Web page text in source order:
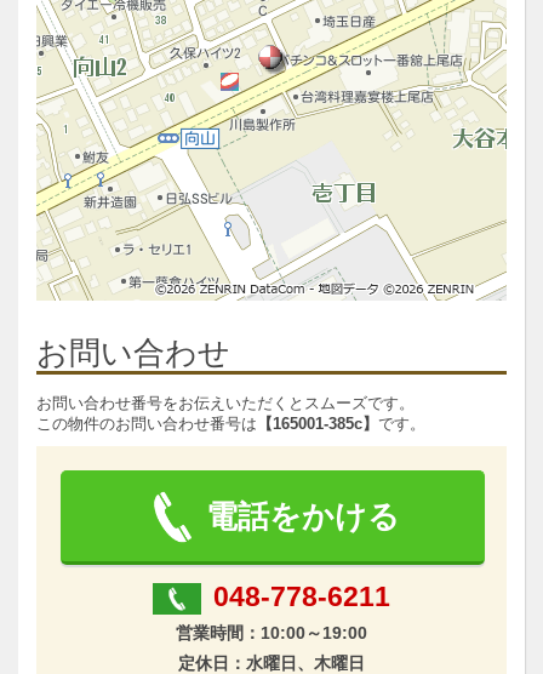
お問い合わせ
お問い合わせ番号をお伝えいただくとスムーズです。
この物件のお問い合わせ番号は 【165001-385c】 です。
電話をかける
048-778-6211
営業時間：10:00～19:00
定休日：水曜日、木曜日